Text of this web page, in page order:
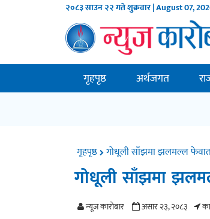
२०८३ साउन २२ गते शुक्रवार | August 07,
गृहपृष्ठ अर्थजगत
गृहपृष्ठ गोधूली साँझमा झलमल्ल
गोधूली साँझमा
न्यूज काराेबार असार २३, २०८३